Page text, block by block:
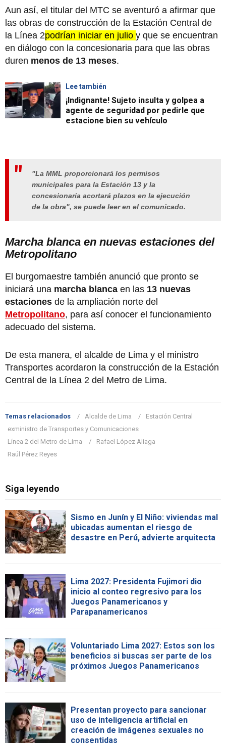
Aun así, el titular del MTC se aventuró a afirmar que
las obras de construcción de la Estación Central de
la Línea 2podrían iniciar en julio y que se encuentran
en diálogo con la concesionaria para que las obras
duren menos de 13 meses.
Lee también
¡Indignante! Sujeto insulta y golpea a
agente de seguridad por pedirle que
estacione bien su vehículo
"La MML proporcionará los permisos
municipales para la Estación 13 y la
concesionaria acortará plazos en la ejecución
de la obra", se puede leer en el comunicado.
Marcha blanca en nuevas estaciones del
Metropolitano
El burgomaestre también anunció que pronto se
iniciará una marcha blanca en las 13 nuevas
estaciones de la ampliación norte del
Metropolitano, para así conocer el funcionamiento
adecuado del sistema.
De esta manera, el alcalde de Lima y el ministro
Transportes acordaron la construcción de la Estación
Central de la Línea 2 del Metro de Lima.
Temas relacionados Alcalde de Lima
Estación Central
exministro de Transportes y Comunicaciones
Línea 2 del Metro de Lima
Rafael López Aliaga
Raúl Pérez Reyes
Siga leyendo
Sismo en Junín y El Niño: viviendas mal
ubicadas aumentan el riesgo de
desastre en Perú, advierte arquitecta
Lima 2027: Presidenta Fujimori dio
inicio al conteo regresivo para los
Juegos Panamericanos y
Parapanamericanos
Voluntariado Lima 2027: Estos son los
beneficios si buscas ser parte de los
próximos Juegos Panamericanos
Presentan proyecto para sancionar
uso de inteligencia artificial en
creación de imágenes sexuales no
consentidas